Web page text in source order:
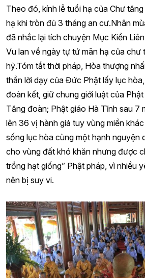
Theo đó, kính lễ tuổi hạ của Chư
hạ khi tròn đủ 3 tháng an cư.Nhân
đã nhắc lại tích chuyện Mục Kiền
Vu lan về ngày tự tứ mãn hạ của chư
hỷ.Tóm tắt thời pháp, Hòa thượng
thần lời dạy của Đức Phật lấy lục hòa,
đoàn kết, giữ chung giới luật của
Tăng đoàn; Phật giáo Hà Tĩnh sau 7
lên 36 vị hành giả tuy vùng miền
sống lục hòa cùng một hạnh nguyện
cho vùng đất khó khăn nhưng được
trồng hạt giống” Phật pháp, vì nhiều
nên bị suy vi.